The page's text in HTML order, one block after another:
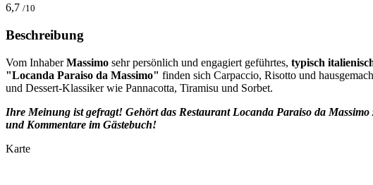
6,7 /10
Beschreibung
Vom InhaberMassimo sehr persönlich und engagiert geführtes, typisch
"Locanda Paraiso da Massimo" finden sich Carpaccio, Risotto und
und Dessert-Klassiker wie Pannacotta, Tiramisu und Sorbet.
Ihre Meinung ist gefragt! Gehört das Restaurant Locanda Paraiso da Massimo
und Kommentare im Gästebuch!
Karte